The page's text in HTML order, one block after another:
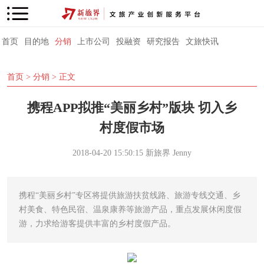
首页 目的地 分销 上市公司 投融资 研究报告 文旅快讯
首页 > 分销 > 正文
携程APP拟推“美丽乡村”版块 切入乡
村度假市场
2018-04-20 15:50:15 新旅界 Jenny
携程“美丽乡村”专区将提供旅游扶贫线路、旅游专线交通、乡
村美食、特色民宿、温泉康养等旅游产品，重点发展休闲度假
游，力求给游客提供丰富的乡村度假产品。